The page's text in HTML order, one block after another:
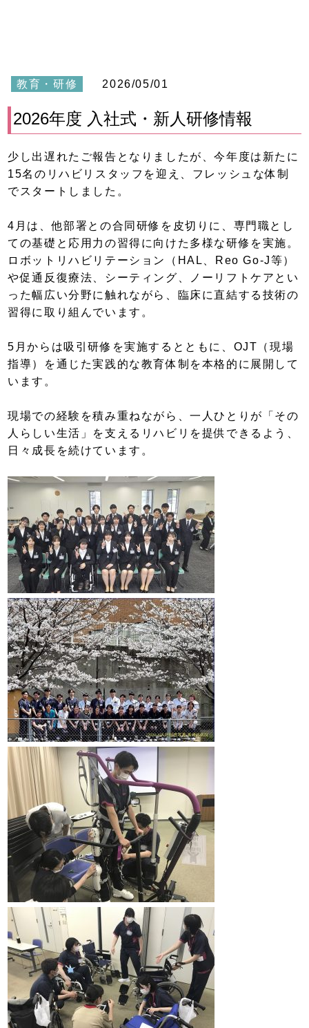
教育・研修 2026/05/01
2026年度 入社式・新人研修情報
少し出遅れたご報告となりましたが、今年度は新たに
15名のリハビリスタッフを迎え、フレッシュな体制
でスタートしました。
4月は、他部署との合同研修を皮切りに、専門職とし
ての基礎と応用力の習得に向けた多様な研修を実施。
ロボットリハビリテーション（HAL、Reo Go-J等）
や促通反復療法、シーティング、ノーリフトケアとい
った幅広い分野に触れながら、臨床に直結する技術の
習得に取り組んでいます。
5月からは吸引研修を実施するとともに、OJT（現場
指導）を通じた実践的な教育体制を本格的に展開して
います。
現場での経験を積み重ねながら、一人ひとりが「その
人らしい生活」を支えるリハビリを提供できるよう、
日々成長を続けています。